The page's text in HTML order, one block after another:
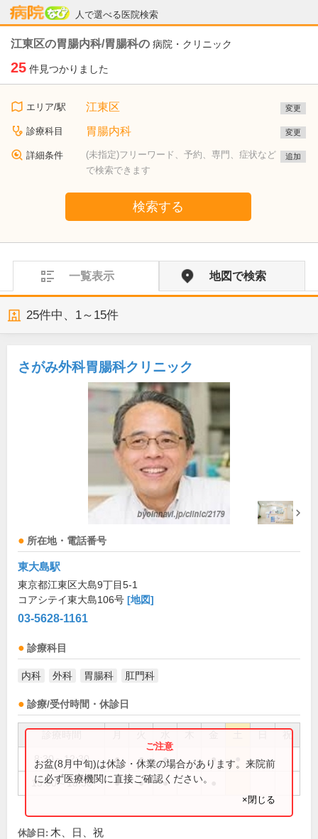
人で選べる医院検索
病院なび
江東区の胃腸内科/胃腸科の 病院・クリニック
25 件見つかりました
エリア/駅 江東区 変更
診療科目 胃腸内科 変更
詳細条件
(未指定)フリーワード、予約、専門、症状など
で検索できます
追加
検索する
一覧表示 地図で検索
25件中、 1～15件
さがみ外科胃腸科クリニック
所在地・電話番号
東大島駅
東京都江東区大島9丁目5-1
コアシテイ東大島106号 [地図]
03-5628-1161
診療科目
内科 外科 胃腸科 肛門科
診療/受付時間・休診日
祝
8:30～12:30 ● ● ● ●
15:00～18:30 ● ● ●
お盆(8月中旬)は休診・休業の場合があります。来院前
に必ず医療機関に直接ご確認ください。
×閉じる
休診日: 木、日、祝